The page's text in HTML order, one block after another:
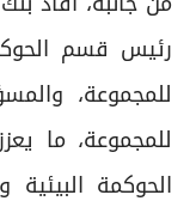
رئيس قسم
للمجموعة،
للمجموعة، ما
الحوكمة